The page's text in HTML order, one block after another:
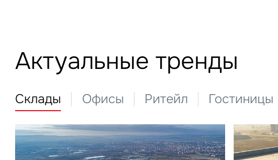
Актуальные тренды
Склады Офисы Ритейл Гостиницы